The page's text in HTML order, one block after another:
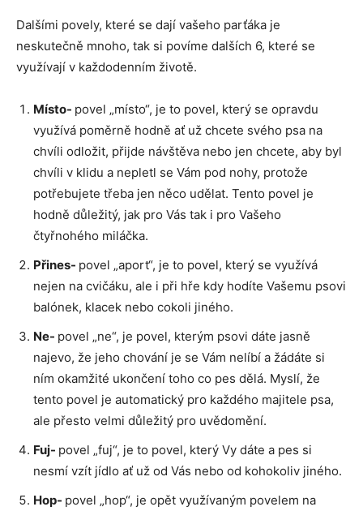
Dalšími povely, které se dají vašeho parťáka je
neskutečně mnoho, tak si povíme dalších 6, které se
využívají v každodenním životě.
Místo- povel „místo“, je to povel, který se opravdu
využívá poměrně hodně ať už chcete svého psa na
chvíli odložit, přijde návštěva nebo jen chcete, aby byl
chvíli v klidu a nepletl se Vám pod nohy, protože
potřebujete třeba jen něco udělat. Tento povel je
hodně důležitý, jak pro Vás tak i pro Vašeho
čtyřnohého miláčka.
Přines- povel „aport“, je to povel, který se využívá
nejen na cvičáku, ale i při hře kdy hodíte Vašemu psovi
balónek, klacek nebo cokoli jiného.
Ne- povel „ne“, je povel, kterým psovi dáte jasně
najevo, že jeho chování je se Vám nelíbí a žádáte si
ním okamžité ukončení toho co pes dělá. Myslí, že
tento povel je automatický pro každého majitele psa,
ale přesto velmi důležitý pro uvědomění.
Fuj- povel „fuj“, je to povel, který Vy dáte a pes si
nesmí vzít jídlo ať už od Vás nebo od kohokoliv jiného.
Hop- povel „hop“, je opět využívaným povelem na